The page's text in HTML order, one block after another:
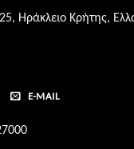
Ηράκλειο Κρήτης,
E-MAIL